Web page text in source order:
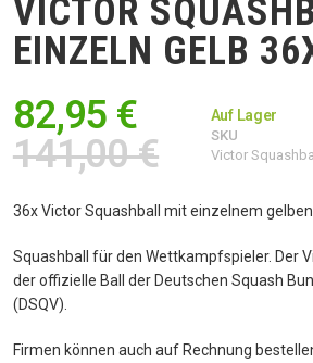
VICTOR
EINZELN GELB
82,95 €
141,00 €
Auf Lager
SKU
Victor
36x Victor Squashball mit einzelnem gelben
Squashball für den Wettkampfspieler. Der
der offizielle Ball der Deutschen Squash
(DSQV).
Firmen können auch auf Rechnung